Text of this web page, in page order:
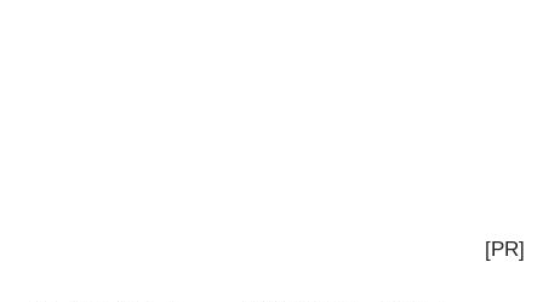
[PR]